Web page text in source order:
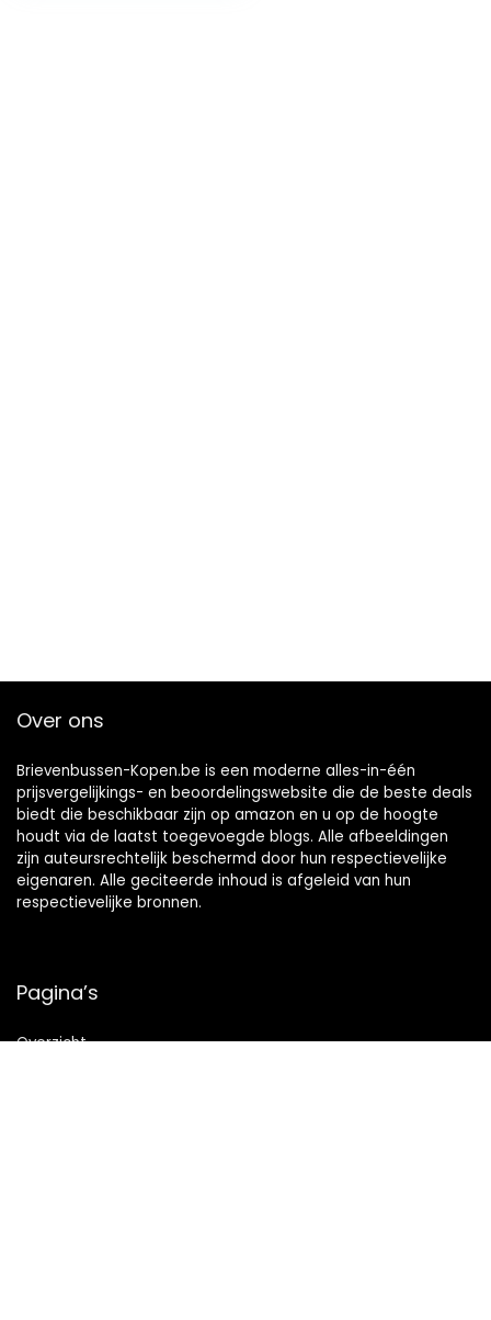
Over ons
Brievenbussen-Kopen.be is een moderne alles-in-één
prijsvergelijkings- en beoordelingswebsite die de beste deals
biedt die beschikbaar zijn op amazon en u op de hoogte
houdt via de laatst toegevoegde blogs. Alle afbeeldingen
zijn auteursrechtelijk beschermd door hun respectievelijke
eigenaren. Alle geciteerde inhoud is afgeleid van hun
respectievelijke bronnen.
Pagina’s
Overzicht